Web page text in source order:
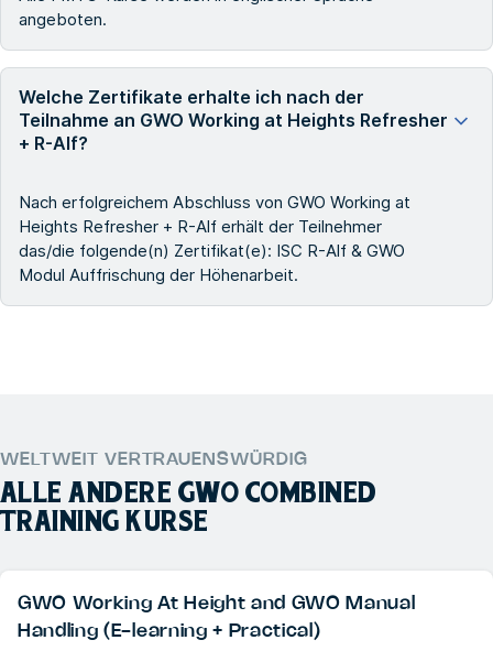
angeboten.
Welche Zertifikate erhalte ich nach der
Teilnahme an GWO Working at Heights Refresher
+ R-Alf?
Nach erfolgreichem Abschluss von GWO Working at
Heights Refresher + R-Alf erhält der Teilnehmer
das/die folgende(n) Zertifikat(e): ISC R-Alf & GWO
Modul Auffrischung der Höhenarbeit.
WELTWEIT VERTRAUENSWÜRDIG
ALLE ANDERE GWO COMBINED
TRAINING KURSE
GWO Working At Height and GWO Manual
Handling (E-learning + Practical)